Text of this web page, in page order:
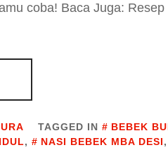
coba! Baca Juga:
TAGGED IN BEBEK
, NASI BEBEK MBA DESI,